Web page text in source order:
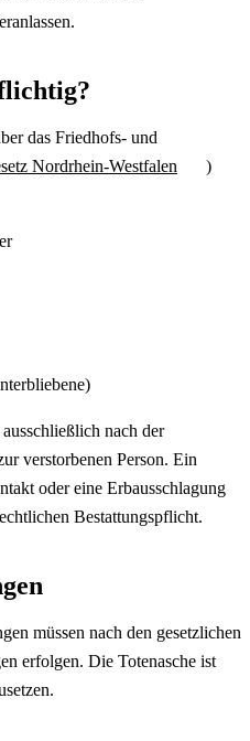
das Friedhofs- und
Nordrhein-Westfalen )
nach der
verstorbenen Person. Ein
oder eine Erbausschlagung
Bestattungspflicht.
müssen nach den gesetzlichen
erfolgen. Die Totenasche ist